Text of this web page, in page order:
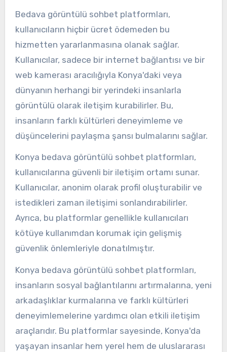
Bedava görüntülü sohbet platformları,
kullanıcıların hiçbir ücret ödemeden bu
hizmetten yararlanmasına olanak sağlar.
Kullanıcılar, sadece bir internet bağlantısı ve bir
web kamerası aracılığıyla Konya'daki veya
dünyanın herhangi bir yerindeki insanlarla
görüntülü olarak iletişim kurabilirler. Bu,
insanların farklı kültürleri deneyimleme ve
düşüncelerini paylaşma şansı bulmalarını sağlar.
Konya bedava görüntülü sohbet platformları,
kullanıcılarına güvenli bir iletişim ortamı sunar.
Kullanıcılar, anonim olarak profil oluşturabilir ve
istedikleri zaman iletişimi sonlandırabilirler.
Ayrıca, bu platformlar genellikle kullanıcıları
kötüye kullanımdan korumak için gelişmiş
güvenlik önlemleriyle donatılmıştır.
Konya bedava görüntülü sohbet platformları,
insanların sosyal bağlantılarını artırmalarına, yeni
arkadaşlıklar kurmalarına ve farklı kültürleri
deneyimlemelerine yardımcı olan etkili iletişim
araçlarıdır. Bu platformlar sayesinde, Konya'da
yaşayan insanlar hem yerel hem de uluslararası